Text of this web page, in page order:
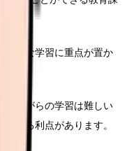
践的な学習に重点が置か
きながらの学習は難しい
せる利点があります。